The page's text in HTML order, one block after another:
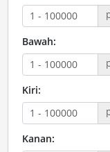
Bawah:
Kiri:
Kanan: